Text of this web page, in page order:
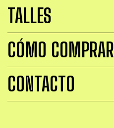
TALLES
CÓMO COMPRAR
CONTACTO